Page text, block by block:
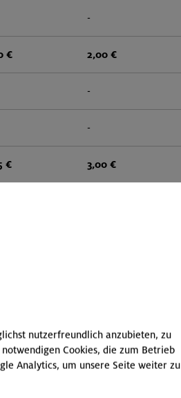
-
€ 2,00 €
-
-
€ 3,00 €
€ 5,00 €
nutzerfreundlich anzubieten, zu
Cookies, die zum Betrieb
Analytics, um unsere Seite weiter zu